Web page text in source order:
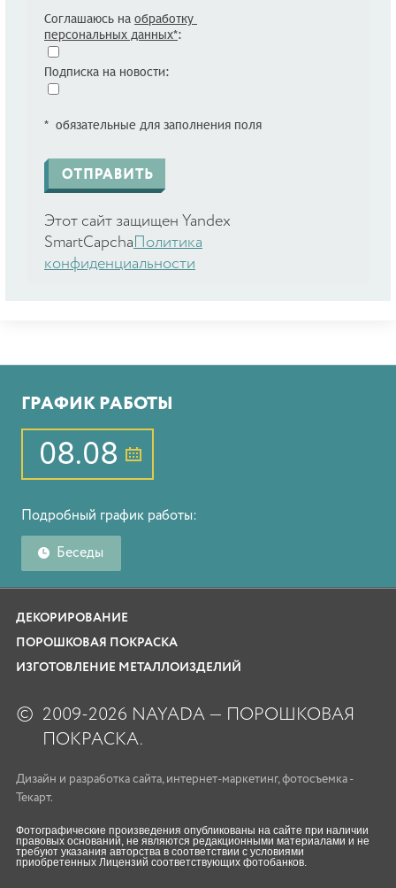
Соглашаюсь на обработку
персональных данных*:
Подписка на новости:
* обязательные для заполнения поля
Этот сайт защищен Yandex
SmartCapcha Политика
конфиденциальности
ГРАФИК РАБОТЫ
08.08
Подробный график работы:
Беседы
ДЕКОРИРОВАНИЕ
ПОРОШКОВАЯ ПОКРАСКА
ИЗГОТОВЛЕНИЕ МЕТАЛЛОИЗДЕЛИЙ
© 2009-2026 NAYADA — ПОРОШКОВАЯ
ПОКРАСКА.
Дизайн и разработка сайта, интернет-маркетинг,фотосъемка -
Текарт.
Фотографические произведения опубликованы на сайте при наличии
правовых оснований, не являются редакционными материалами и не
требуют указания авторства в соответствии с условиями
приобретенных Лицензий соответствующих фотобанков.